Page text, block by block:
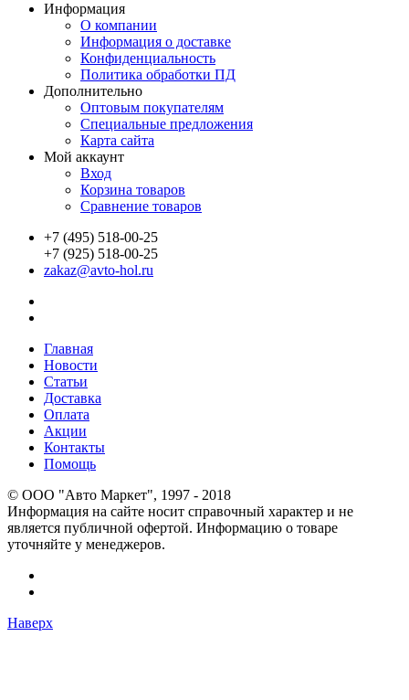
Информация
О компании
Информация о доставке
Конфиденциальность
Политика обработки ПД
Дополнительно
Оптовым покупателям
Специальные предложения
Карта сайта
Мой аккаунт
Вход
Корзина товаров
Сравнение товаров
+7 (495) 518-00-25
+7 (925) 518-00-25
zakaz@avto-hol.ru
Главная
Новости
Статьи
Доставка
Оплата
Акции
Контакты
Помощь
© OOO "Авто Маркет", 1997 - 2018
Информация на сайте носит справочный характер и не
является публичной офертой. Информацию о товаре
уточняйте у менеджеров.
Наверх